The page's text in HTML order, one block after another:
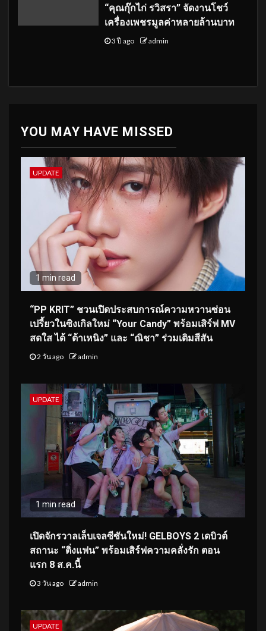
“คุณกุ๊กไก่ รวิสรา” จัดงานโชว์
เครื่องเพชรมูลค่าหลายล้านบาท
3 ปี ago admin
YOU MAY HAVE MISSED
UPDATE
1 min read
“PP KRIT” ชวนเปิดประสบการณ์ความหวานซ่อน
เปรี้ยวในซิงเกิลใหม่ “Your Candy” พร้อมเสิร์ฟ MV
สดใส ได้ “ต้าเหนิง” และ “ณิชา” ร่วมเติมสีสัน
2 วัน ago admin
UPDATE
1 min read
เปิดจักรวาลเล็บเจลซีซันใหม่! GELBOYS 2 เดบิวต์
สถานะ “ติ่งแฟน” พร้อมเสิร์ฟความคลั่งรัก ตอน
แรก 8 ส.ค.นี้
3 วัน ago admin
UPDATE